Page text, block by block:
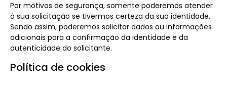
Por motivos de segurança, somente poderemos atender
à sua solicitação se tivermos certeza da sua identidade.
Sendo assim, poderemos solicitar dados ou informações
adicionais para a confirmação da identidade e da
autenticidade do solicitante.
Política de cookies